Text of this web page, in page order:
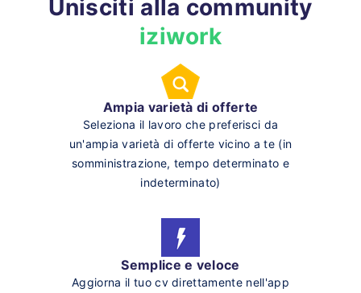
Unisciti alla community
iziwork
Ampia varietà di offerte
Seleziona il lavoro che preferisci da
un'ampia varietà di offerte vicino a te (in
somministrazione, tempo determinato e
indeterminato)
Semplice e veloce
Aggiorna il tuo cv direttamente nell'app